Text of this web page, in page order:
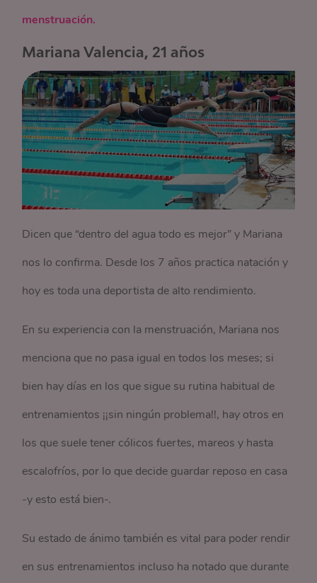
menstruación.
Mariana Valencia, 21 años
Dicen que “dentro del agua todo es mejor” y Mariana
nos lo confirma. Desde los 7 años practica natación y
hoy es toda una deportista de alto rendimiento.
En su experiencia con la menstruación, Mariana nos
menciona que no pasa igual en todos los meses; si
bien hay días en los que sigue su rutina habitual de
entrenamientos ¡¡sin ningún problema!!, hay otros en
los que suele tener cólicos fuertes, mareos y hasta
escalofríos, por lo que decide guardar reposo en casa
-y esto está bien-.
Su estado de ánimo también es vital para poder rendir
en sus entrenamientos incluso ha notado que durante